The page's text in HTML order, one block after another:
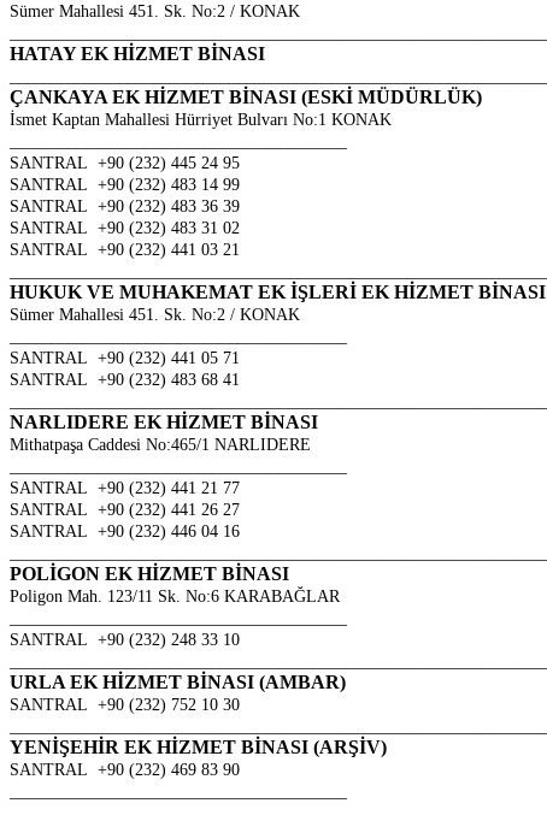
Sümer Mahallesi 451. Sk. No:2 / KONAK
HATAY EK HİZMET BİNASI
ÇANKAYA EK HİZMET BİNASI (ESKİ MÜDÜRLÜK)
İsmet Kaptan Mahallesi Hürriyet Bulvarı No:1 KONAK
SANTRAL +90 (232) 445 24 95
SANTRAL +90 (232) 483 14 99
SANTRAL +90 (232) 483 36 39
SANTRAL +90 (232) 483 31 02
SANTRAL +90 (232) 441 03 21
HUKUK VE MUHAKEMAT EK İŞLERİ EK HİZMET BİNASI
Sümer Mahallesi 451. Sk. No:2 / KONAK
SANTRAL +90 (232) 441 05 71
SANTRAL +90 (232) 483 68 41
NARLIDERE EK HİZMET BİNASI
Mithatpaşa Caddesi No:465/1 NARLIDERE
SANTRAL +90 (232) 441 21 77
SANTRAL +90 (232) 441 26 27
SANTRAL +90 (232) 446 04 16
POLİGON EK HİZMET BİNASI
Poligon Mah. 123/11 Sk. No:6 KARABAĞLAR
SANTRAL +90 (232) 248 33 10
URLA EK HİZMET BİNASI (AMBAR)
SANTRAL +90 (232) 752 10 30
YENİŞEHİR EK HİZMET BİNASI (ARŞİV)
SANTRAL +90 (232) 469 83 90